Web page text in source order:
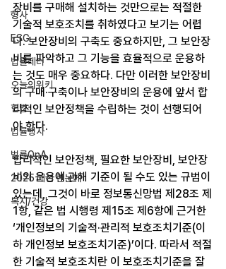
형사
ESG
법률레터
오늘의위키
헌법
법률행사
법률QnA
2025 대선 한눈에
복지/건강
장비를 구매해 설치하는 것만으로는 적절한
기술적 보호조치를 취하였다고 보기는 어렵
다. 보안장비의 구축도 중요하지만, 그 보안장
비를 파악하고 그 기능을 효율적으로 운용하
는 것도 매우 중요하다. 다만 이러한 보안장비
의 구매·구축이나 보안장비의 운용에 앞서 합
리적인 보안정책을 수립하는 것이 선행되어
야 한다.
합리적인 보안정책, 필요한 보안장비, 보안장
비의 운용에 관해 기준이 될 수도 있는 규범이
있는데, 그것이 바로 정보통신망법 제28조 제
1항, 같은 법 시행령 제15조 제6항에 근거한
‘개인정보의 기술적·관리적 보호조치기준(이
하 개인정보 보호조치기준)’이다. 따라서 적절
한 기술적 보호조치란 이 보호조치기준을 잘